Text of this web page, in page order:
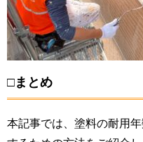
□まとめ
本記事では、塗料の耐用